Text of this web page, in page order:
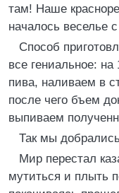
там! Hаше
началось веселье
Способ
все гениальное:
пива, наливаем в
после чего бъем
выпиваем
Так мы
Миp пеpестал
мyтиться и плыть